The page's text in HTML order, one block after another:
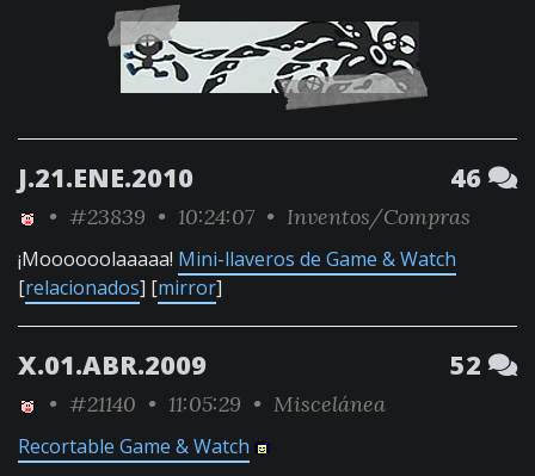
J.21.ENE.2010 46
• #23839 • 10:24:07 • Inventos/Compras
¡Moooooolaaaaa! Mini-llaveros de Game & Watch
[relacionados] [mirror]
X.01.ABR.2009 52
• #21140 • 11:05:29 • Miscelánea
Recortable Game & Watch